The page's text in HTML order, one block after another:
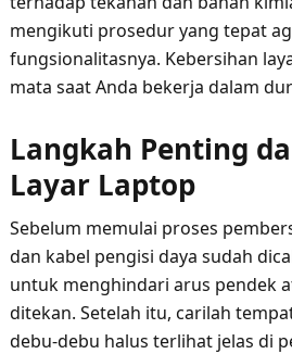
mengikuti prosedur yang tepat
fungsionalitasnya. Kebersihan
mata saat Anda bekerja dalam
Langkah Penting
Layar Laptop
Sebelum memulai proses
dan kabel pengisi daya sudah
untuk menghindari arus pendek
ditekan. Setelah itu, carilah
debu-debu halus terlihat jelas di